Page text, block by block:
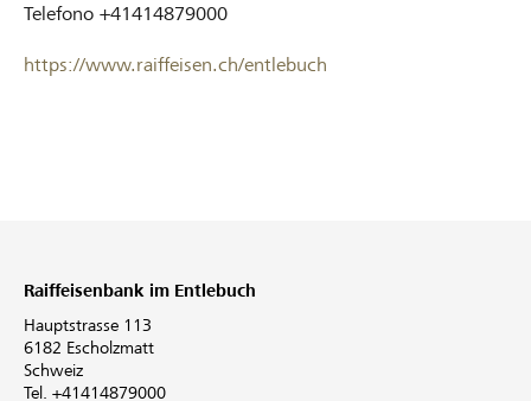
Telefono +41414879000
https://www.raiffeisen.ch/entlebuch
Raiffeisenbank im Entlebuch
Hauptstrasse 113
6182 Escholzmatt
Schweiz
Tel. +41414879000